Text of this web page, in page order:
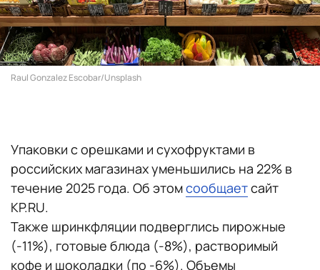
Raul Gonzalez Escobar/Unsplash
Упаковки с орешками и сухофруктами в
российских магазинах уменьшились на 22% в
течение 2025 года. Об этомсообщаетсайт
KP.RU.
Также шринкфляции подверглись пирожные
(-11%), готовые блюда (-8%), растворимый
кофе и шоколадки (по -6%). Объемы